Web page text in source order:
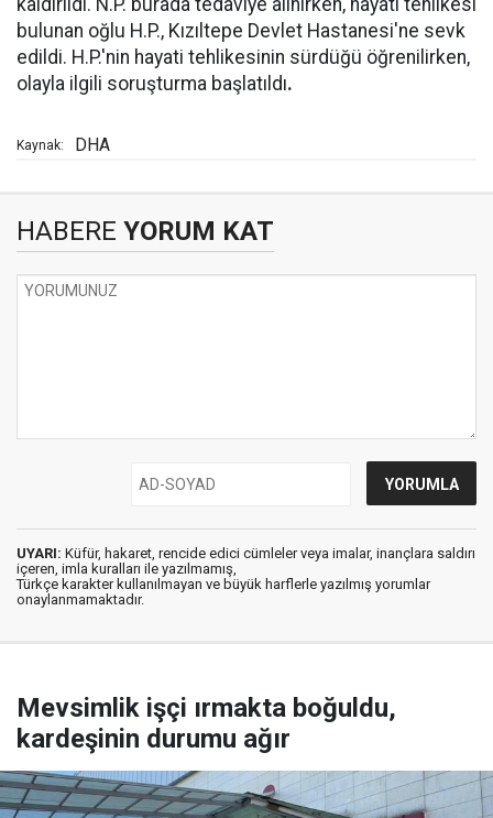
kaldırıldı. N.P. burada tedaviye alınırken, hayati tehlikesi
bulunan oğlu H.P., Kızıltepe Devlet Hastanesi'ne sevk
edildi. H.P.'nin hayati tehlikesinin sürdüğü öğrenilirken,
olayla ilgili soruşturma başlatıldı.
Kaynak: DHA
HABERE YORUM KAT
UYARI: Küfür, hakaret, rencide edici cümleler veya imalar, inançlara saldırı
içeren, imla kuralları ile yazılmamış,
Türkçe karakter kullanılmayan ve büyük harflerle yazılmış yorumlar
onaylanmamaktadır.
Mevsimlik işçi ırmakta boğuldu,
kardeşinin durumu ağır